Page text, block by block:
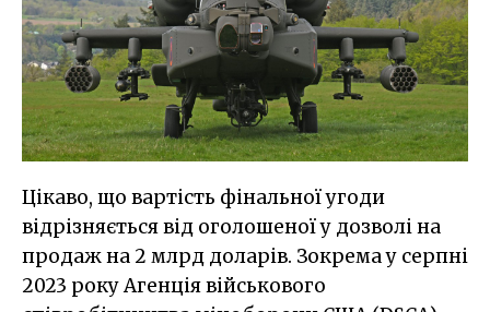
Цікаво, що вартість фінальної угоди
відрізняється від оголошеної у дозволі на
продаж на 2 млрд доларів. Зокрема у серпні
2023 року Агенція військового